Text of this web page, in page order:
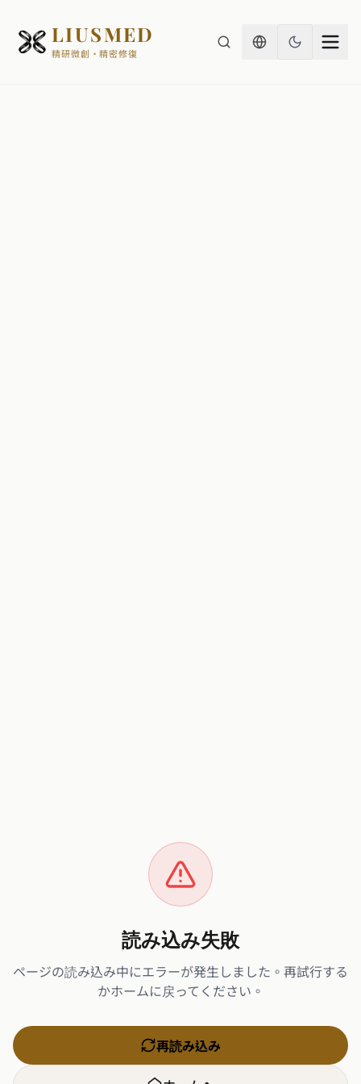
LIUSMED
精研微創・精密修復
読み込み失敗
ページの読み込み中にエラーが発生しました。再試行する
かホームに戻ってください。
再読み込み